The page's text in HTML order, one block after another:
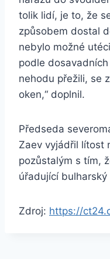
tolik lidí, je to, že
způsobem dostal
nebylo možné
podle
nehodu přežili, se
oken,“ doplnil.
Předseda
Zaev vyjádřil lítost
pozůstalým s tím,
úřadující
Zdroj: https://